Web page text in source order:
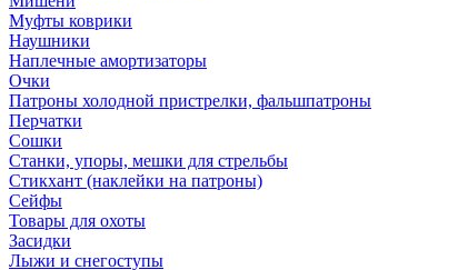
Муфты коврики
Наушники
Наплечные амортизаторы
Очки
Патроны холодной пристрелки, фальшпатроны
Перчатки
Сошки
Станки, упоры, мешки для стрельбы
Стикхант (наклейки на патроны)
Сейфы
Товары для охоты
Засидки
Лыжи и снегоступы